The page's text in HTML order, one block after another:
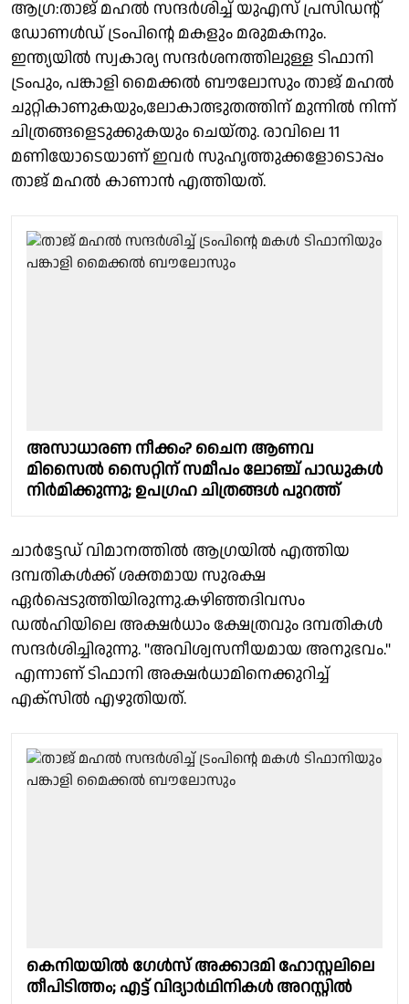
ആഗ്ര:താജ് മഹല്‍ സന്ദർശിച്ച് യുഎസ് പ്രസിഡന്റ്
ഡോണള്‍ഡ് ട്രംപിന്റെ മകളും മരുമകനും.
ഇന്ത്യയില്‍ സ്വകാര്യ സന്ദർശനത്തിലുള്ള ടിഫാനി
ട്രംപും, പങ്കാളി മൈക്കൽ ബൗലോസും താജ് മഹല്‍
ചുറ്റികാണുകയും,ലോകാത്ഭുതത്തിന് മുന്നില്‍ നിന്ന്
ചിത്രങ്ങളെടുക്കുകയും ചെയ്തു. രാവിലെ 11
മണിയോടെയാണ് ഇവർ സുഹൃത്തുക്കളോടൊപ്പം
താജ് മഹൽ കാണാൻ എത്തിയത്.
അസാധാരണ നീക്കം? ചൈന ആണവ
മിസൈല്‍ സൈറ്റിന് സമീപം ലോഞ്ച് പാഡുകള്‍
നിര്‍മിക്കുന്നു; ഉപഗ്രഹ ചിത്രങ്ങള്‍ പുറത്ത്
ചാർട്ടേഡ് വിമാനത്തിൽ ആഗ്രയിൽ എത്തിയ
ദമ്പതികൾക്ക് ശക്തമായ സുരക്ഷ
ഏർപ്പെടുത്തിയിരുന്നു.കഴിഞ്ഞദിവസം
ഡല്‍ഹിയിലെ അക്ഷർധാം ക്ഷേത്രവും ദമ്പതികള്‍
സന്ദർശിച്ചിരുന്നു. "അവിശ്വസനീയമായ അനുഭവം."
എന്നാണ് ടിഫാനി അക്ഷർധാമിനെക്കുറിച്ച്
എക്സിൽ എഴുതിയത്.
കെനിയയിൽ ഗേൾസ് അക്കാദമി ഹോസ്റ്റലിലെ
തീപിടിത്തം; എട്ട് വിദ്യാർഥിനികൾ അറസ്റ്റിൽ